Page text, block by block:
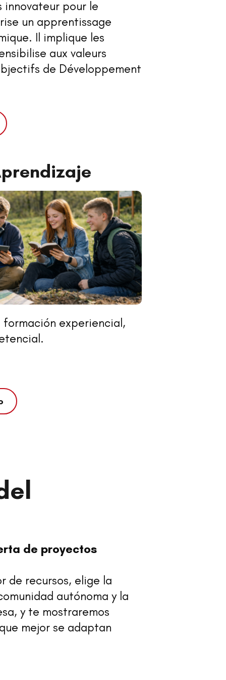
innovateur pour le
un apprentissage
Il implique les
aux valeurs
de Développement
formación experiencial,
de proyectos
de recursos, elige la
autónoma y la
y te mostraremos
mejor se adaptan